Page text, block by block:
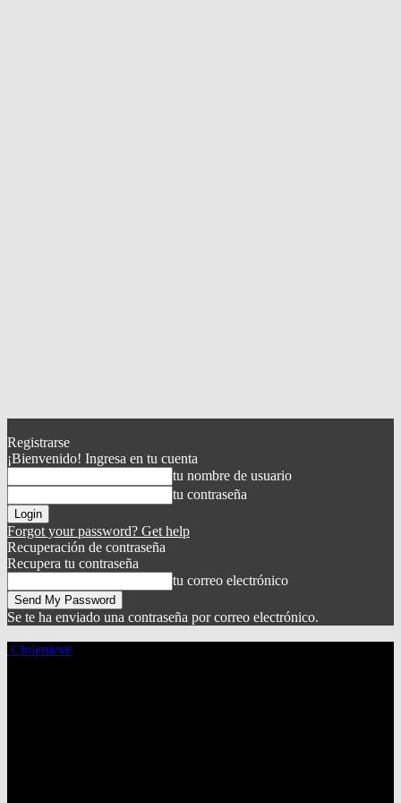
Registrarse
¡Bienvenido! Ingresa en tu cuenta
tu nombre de usuario
tu contraseña
Forgot your password? Get help
Recuperación de contraseña
Recupera tu contraseña
tu correo electrónico
Se te ha enviado una contraseña por correo electrónico.
Chilenieve